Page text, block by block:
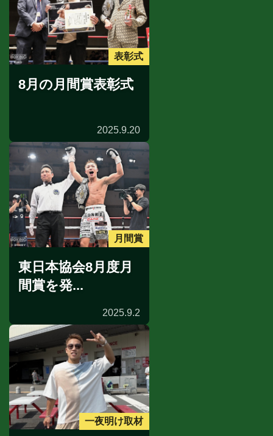
表彰式
8月の月間賞表彰式
2025.9.20
月間賞
東日本協会8月度月
間賞を発...
2025.9.2
一夜明け取材